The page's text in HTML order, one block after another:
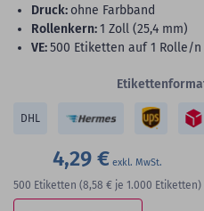
Druck: ohne Farbband
Rollenkern:1 Zoll (25,4 mm)
VE:500 Etiketten auf 1 Rolle/n
DHL
4,29 €
500 Etiketten (8,58 € je 1.000 Etiketten)